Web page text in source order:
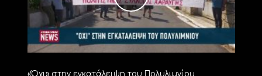
«Όχι» στην εγκατάλειψη του Πολυλιμνίου